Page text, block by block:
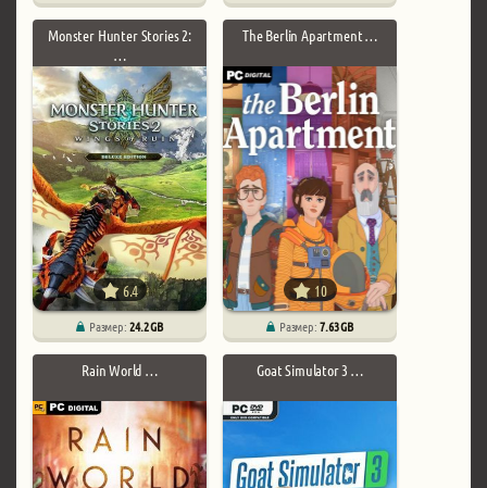
Monster Hunter Stories 2:
…
6.4
Размер:24.2 GB
The Berlin Apartment …
10
Размер:7.63 GB
Rain World … Goat Simulator 3 …